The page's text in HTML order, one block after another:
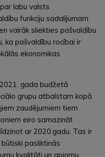
labu valsts
funkciju sadalījumam
vairāk sliekties pašvaldību
ka pašvaldību rocībai ir
ekonomikas
gada budžetā
grupu atbalstam kopā
zaudējumiem tiem
eiro samazināt
ar 2020.gadu. Tas ir
pasliktinās
kvalitāti un apjomu.